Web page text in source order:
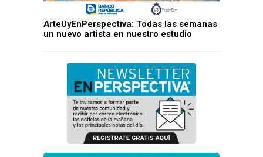
ArteUyEnPerspectiva: Todas las semanas
un nuevo artista en nuestro estudio